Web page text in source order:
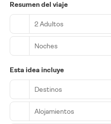
Resumen del viaje
2 Adultos
Noches
Esta idea incluye
Destinos
Alojamientos